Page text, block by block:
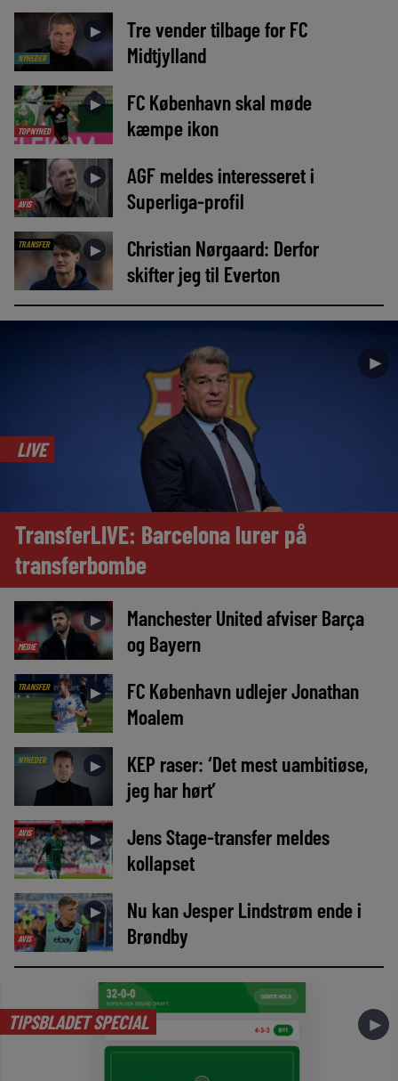
NYHEDER
►
Tre vender tilbage for FC
Midtjylland
TOPNYHED
►
FC København skal møde
kæmpe ikon
AVIS
►
AGF meldes interesseret i
Superliga-profil
TRANSFER ►
Christian Nørgaard: Derfor
skifter jeg til Everton
►
LIVE
TransferLIVE: Barcelona lurer på
transferbombe
MEDIE
►
Manchester United afviser Barça
og Bayern
TRANSFER ►
FC København udlejer Jonathan
Moalem
NYHEDER ►
KEP raser: ‘Det mest uambitiøse,
jeg har hørt’
AVIS ►
Jens Stage-transfer meldes
kollapset
AVIS
►
Nu kan Jesper Lindstrøm ende i
Brøndby
TIPSBLADET SPECIAL ►